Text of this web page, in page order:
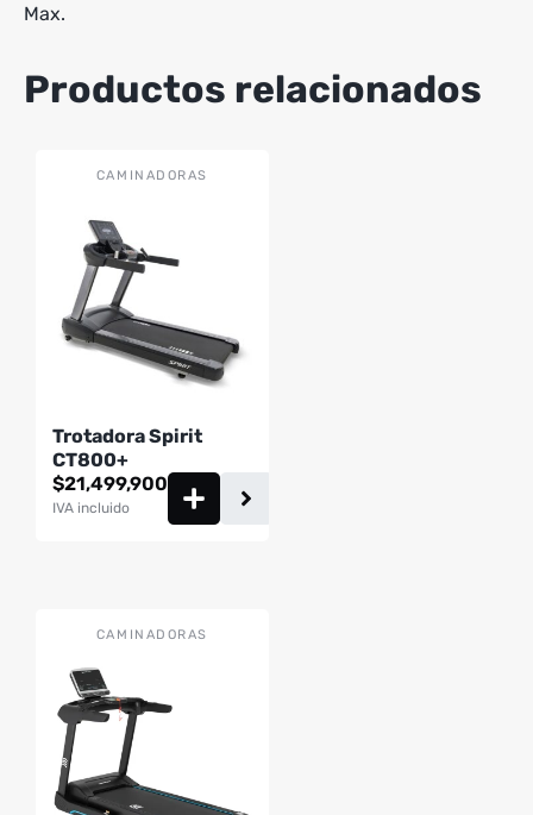
Max.
Productos relacionados
CAMINADORAS
Trotadora Spirit
CT800+
$21,499,900
IVA incluido
CAMINADORAS